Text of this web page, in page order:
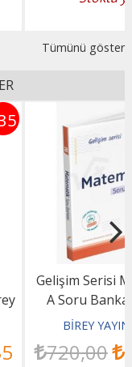
Tümünü göster
%35
Serisi Matematik
Bankası Birey
Yayınları
YAYINCILIK
,00 468,00